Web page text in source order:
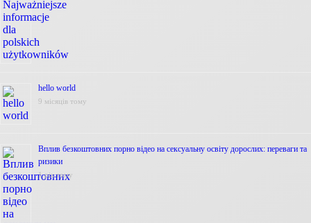
hello world
9 місяців тому
Вплив безкоштовних порно відео на сексуальну освіту дорослих: переваги та
ризики
1 рік тому